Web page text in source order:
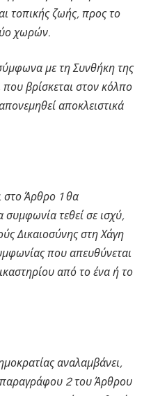
τοπικής ζωής, προς το
χωρών.
με τη Συνθήκη της
βρίσκεται στον κόλπο
αποκλειστικά
στο Άρθρο 1 θα
τεθεί σε ισχύ,
Δικαιοσύνης στη Χάγη
που απευθύνεται
από το ένα ή το
αναλαμβάνει,
παραγράφου 2 του Άρθρου